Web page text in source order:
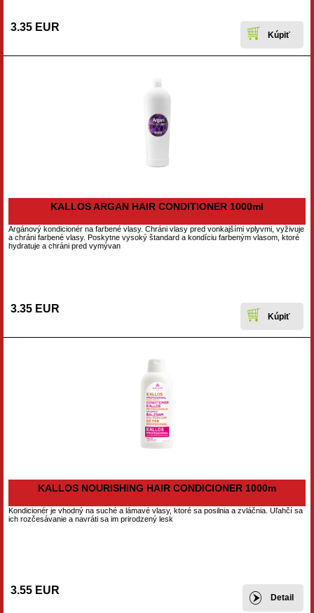
3.35 EUR
KALLOS ARGAN HAIR CONDITIONER 1000ml
Argánový kondicionér na farbené vlasy. Chráni vlasy pred vonkajšími vplyvmi, vyživuje
a chráni farbené vlasy. Poskytne vysoký štandard a kondíciu farbeným vlasom, ktoré
hydratuje a chráni pred vymývan
3.35 EUR
KALLOS NOURISHING HAIR CONDICIONER 1000m
Kondicionér je vhodný na suché a lámavé vlasy, ktoré sa posilnia a zvláčnia. Uľahčí sa
ich rozčesávanie a navráti sa im prirodzený lesk
3.55 EUR
Detail